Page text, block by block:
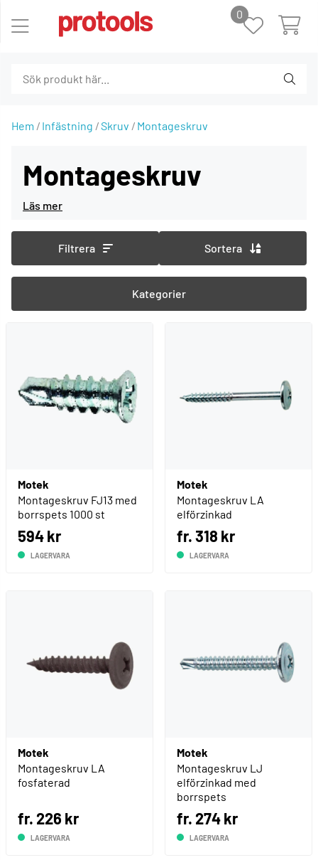
0
Hem Infästning Skruv Montageskruv
Montageskruv
Filtrera Sortera
Kategorier
Motek
Montageskruv FJ13 med
borrspets 1000 st
594 kr
LAGERVARA
Motek
Montageskruv LA
elförzinkad
fr. 318 kr
LAGERVARA
Motek
Montageskruv LA
fosfaterad
fr. 226 kr
LAGERVARA
Motek
Montageskruv LJ
elförzinkad med
borrspets
fr. 274 kr
LAGERVARA